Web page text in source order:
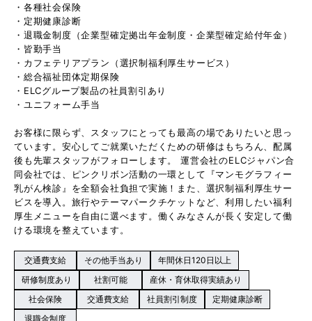
・各種社会保険
・定期健康診断
・退職金制度（企業型確定拠出年金制度・企業型確定給付年金）
・皆勤手当
・カフェテリアプラン（選択制福利厚生サービス）
・総合福祉団体定期保険
・ELCグループ製品の社員割引あり
・ユニフォーム手当
お客様に限らず、スタッフにとっても最高の場でありたいと思っ
ています。安心してご就業いただくための研修はもちろん、配属
後も先輩スタッフがフォローします。 運営会社のELCジャパン合
同会社では、ピンクリボン活動の一環として『マンモグラフィー
乳がん検診』を全額会社負担で実施！また、選択制福利厚生サー
ビスを導入。旅行やテーマパークチケットなど、利用したい福利
厚生メニューを自由に選べます。働くみなさんが長く安定して働
ける環境を整えています。
交通費支給 その他手当あり
年間休日120日以上
研修制度あり
社割可能
産休・育休取得実績あり
社会保険
交通費支給 社員割引制度
定期健康診断
退職金制度